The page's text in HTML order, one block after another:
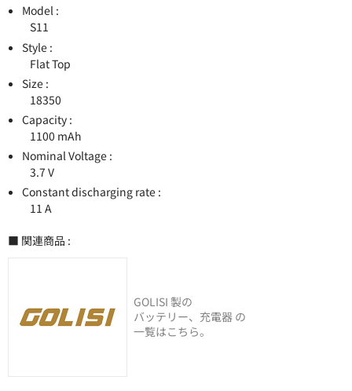
Model :
S11
Style :
Flat Top
Size :
18350
Capacity :
1100 mAh
Nominal Voltage :
3.7 V
Constant discharging rate :
11 A
■ 関連商品 :
GOLISI 製の
バッテリー、充電器 の
一覧はこちら。